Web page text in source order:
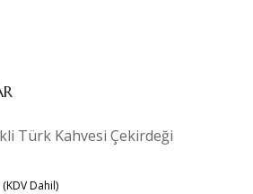
Türk Kahvesi Çekirdeği
(KDV Dahil)